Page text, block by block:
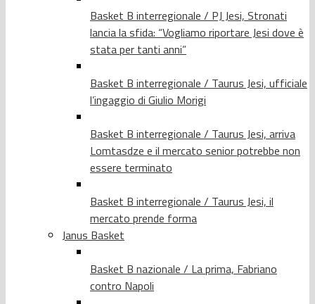
Basket B interregionale / PJ Jesi, Stronati
lancia la sfida: “Vogliamo riportare Jesi dove è
stata per tanti anni”
Basket B interregionale / Taurus Jesi, ufficiale
l’ingaggio di Giulio Morigi
Basket B interregionale / Taurus Jesi, arriva
Lomtasdze e il mercato senior potrebbe non
essere terminato
Basket B interregionale / Taurus Jesi, il
mercato prende forma
Janus Basket
Basket B nazionale / La prima, Fabriano
contro Napoli